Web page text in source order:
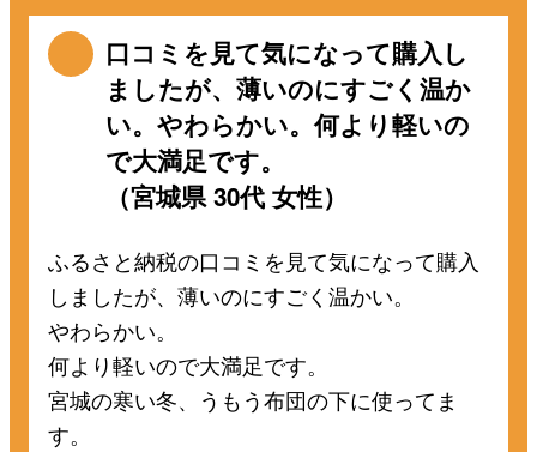
口コミを見て気になって購入し
ましたが、薄いのにすごく温か
い。やわらかい。何より軽いの
で大満足です。
（宮城県 30代 女性）
ふるさと納税の口コミを見て気になって購入
しましたが、薄いのにすごく温かい。
やわらかい。
何より軽いので大満足です。
宮城の寒い冬、うもう布団の下に使ってま
す。